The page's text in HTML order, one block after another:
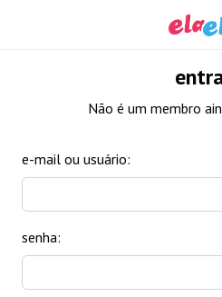
Não é um membro
e-mail ou usuário:
senha: